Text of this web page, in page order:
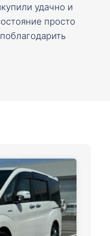
удачно и
просто